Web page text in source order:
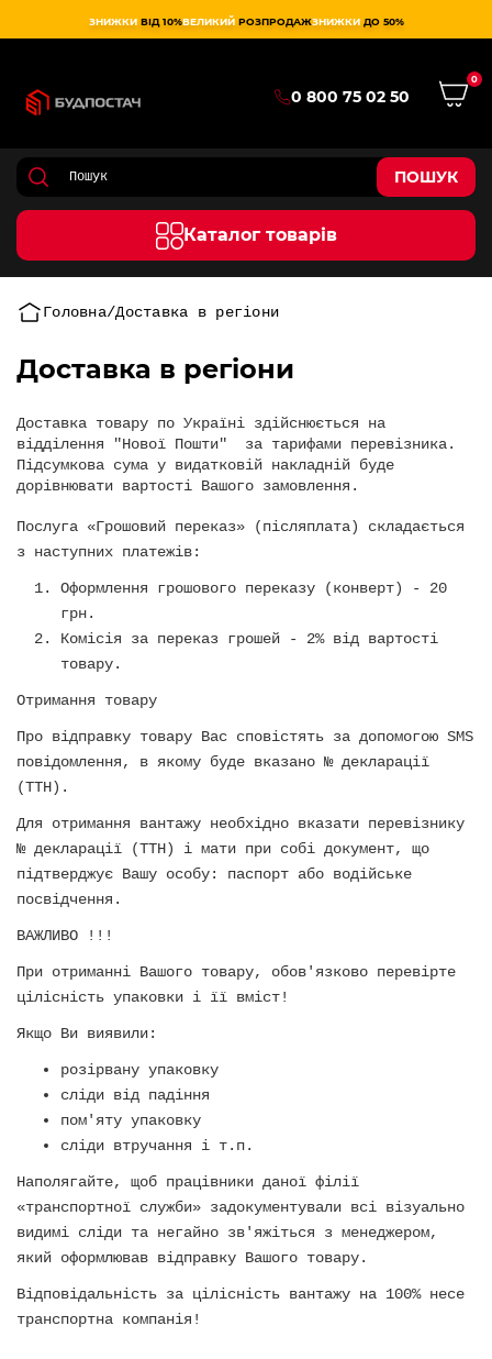
ЗНИЖКИ ВІД 10%ВЕЛИКИЙ РОЗПРОДАЖЗНИЖКИ ДО 50%
0 800 75 02 50
0
ПОШУК
Каталог товарів
Головна Доставка в регіони
Доставка в регіони
Доставка товару по Україні здійснюється на
відділення "Нової Пошти" за тарифами перевізника.
Підсумкова сума у видатковій накладній буде
дорівнювати вартості Вашого замовлення.
Послуга «Грошовий переказ» (післяплата) складається
з наступних платежів:
Оформлення грошового переказу (конверт) - 20
грн.
Комісія за переказ грошей - 2% від вартості
товару.
Отримання товару
Про відправку товару Вас сповістять за допомогою SMS
повідомлення, в якому буде вказано № декларації
(ТТН).
Для отримання вантажу необхідно вказати перевізнику
№ декларації (ТТН) і мати при собі документ, що
підтверджує Вашу особу: паспорт або водійське
посвідчення.
ВАЖЛИВО !!!
При отриманні Вашого товару, обов'язково перевірте
цілісність упаковки і її вміст!
Якщо Ви виявили:
розірвану упаковку
сліди від падіння
пом'яту упаковку
сліди втручання і т.п.
Наполягайте, щоб працівники даної філії
«транспортної служби» задокументували всі візуально
видимі сліди та негайно зв'яжіться з менеджером,
який оформлював відправку Вашого товару.
Відповідальність за цілісність вантажу на 100% несе
транспортна компанія!